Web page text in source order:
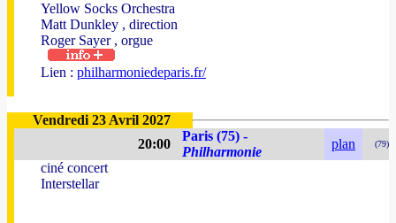
Yellow Socks Orchestra
Matt Dunkley , direction
Roger Sayer , orgue
Lien : philharmoniedeparis.fr/
Vendredi 23 Avril 2027
20:00
Paris (75) -
Philharmonie
plan (79)
ciné concert
Interstellar